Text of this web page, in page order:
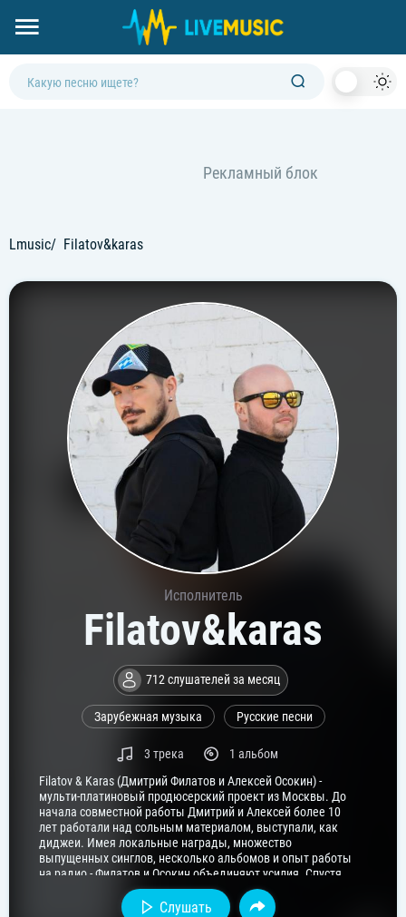
Lmusic Filatov&karas
Исполнитель
Filatov&karas
712 слушателей за месяц
Зарубежная музыка Русские песни
3 трека
1 альбом
Filatov & Karas (Дмитрий Филатов и Алексей Осокин) -
мульти-платиновый продюсерский проект из Москвы. До
начала совместной работы Дмитрий и Алексей более 10
лет работали над сольным материалом, выступали, как
диджеи. Имея локальные награды, множество
выпущенных синглов, несколько альбомов и опыт работы
на радио - Филатов и Осокин объединяют усилия. Спустя
несколько лет ежедневной студийной работы - появляются
Слушать